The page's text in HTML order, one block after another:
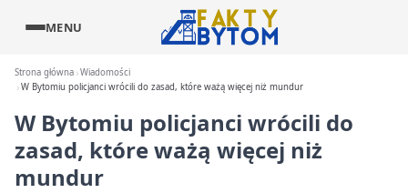
MENU
Strona główna Wiadomości
W Bytomiu policjanci wrócili do zasad, które ważą więcej niż mundur
W Bytomiu policjanci wrócili do
zasad, które ważą więcej niż
mundur